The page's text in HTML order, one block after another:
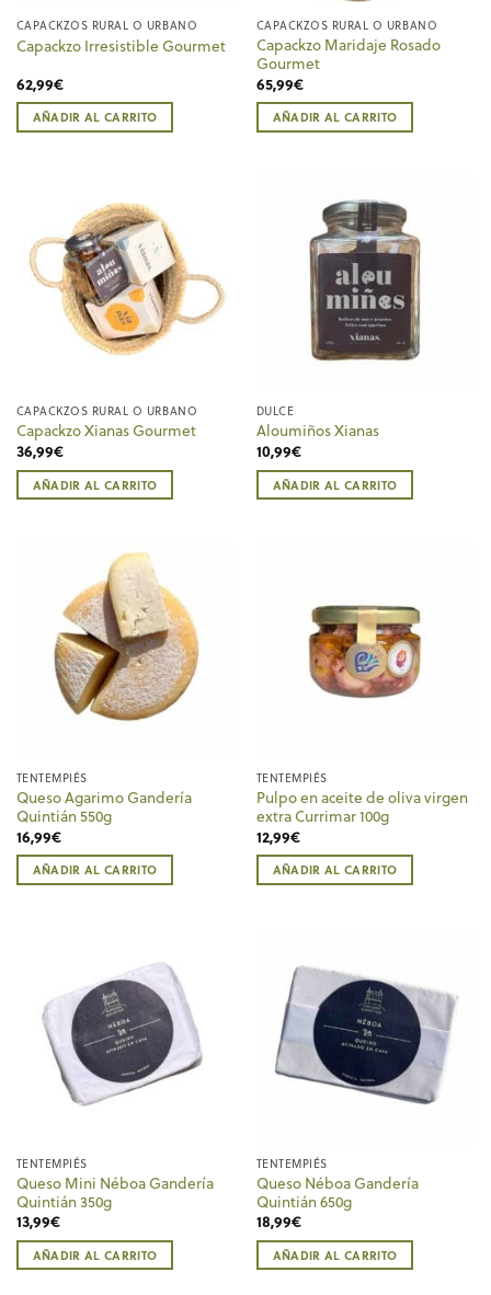
CAPACKZOS RURAL O URBANO
Capackzo Irresistible Gourmet
62,99€
AÑADIR AL CARRITO
CAPACKZOS RURAL O URBANO
Capackzo Maridaje Rosado
Gourmet
65,99€
AÑADIR AL CARRITO
CAPACKZOS RURAL O URBANO
Capackzo Xianas Gourmet
36,99€
AÑADIR AL CARRITO
DULCE
Aloumiños Xianas
10,99€
AÑADIR AL CARRITO
TENTEMPIÉS
Queso Agarimo Gandería
Quintián 550g
16,99€
AÑADIR AL CARRITO
TENTEMPIÉS
Pulpo en aceite de oliva virgen
extra Currimar 100g
12,99€
AÑADIR AL CARRITO
TENTEMPIÉS
Queso Mini Néboa Gandería
Quintián 350g
13,99€
AÑADIR AL CARRITO
TENTEMPIÉS
Queso Néboa Gandería
Quintián 650g
18,99€
AÑADIR AL CARRITO